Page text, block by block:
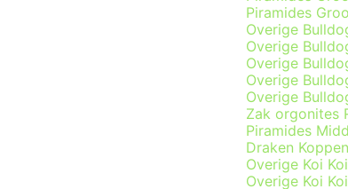
Piramides
Overige
Overige
Overige
Overige
Overige
Zak orgonites
Piramides
Draken
Overige Koi
Overige Koi